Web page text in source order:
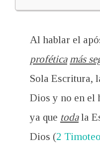
Al hablar el
profética más
Sola Escritura,
Dios y no en el
ya que todala
Dios (2